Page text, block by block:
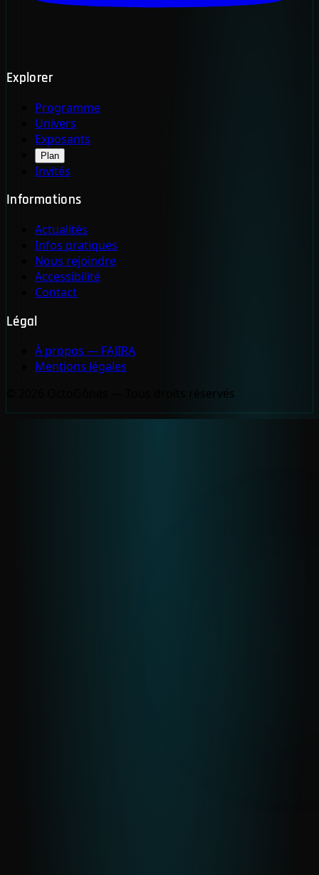
Explorer
Programme
Univers
Exposants
Plan
Invités
Informations
Actualités
Infos pratiques
Nous rejoindre
Accessibilité
Contact
Légal
À propos — FAJIRA
Mentions légales
© 2026 OctoGônes — Tous droits réservés